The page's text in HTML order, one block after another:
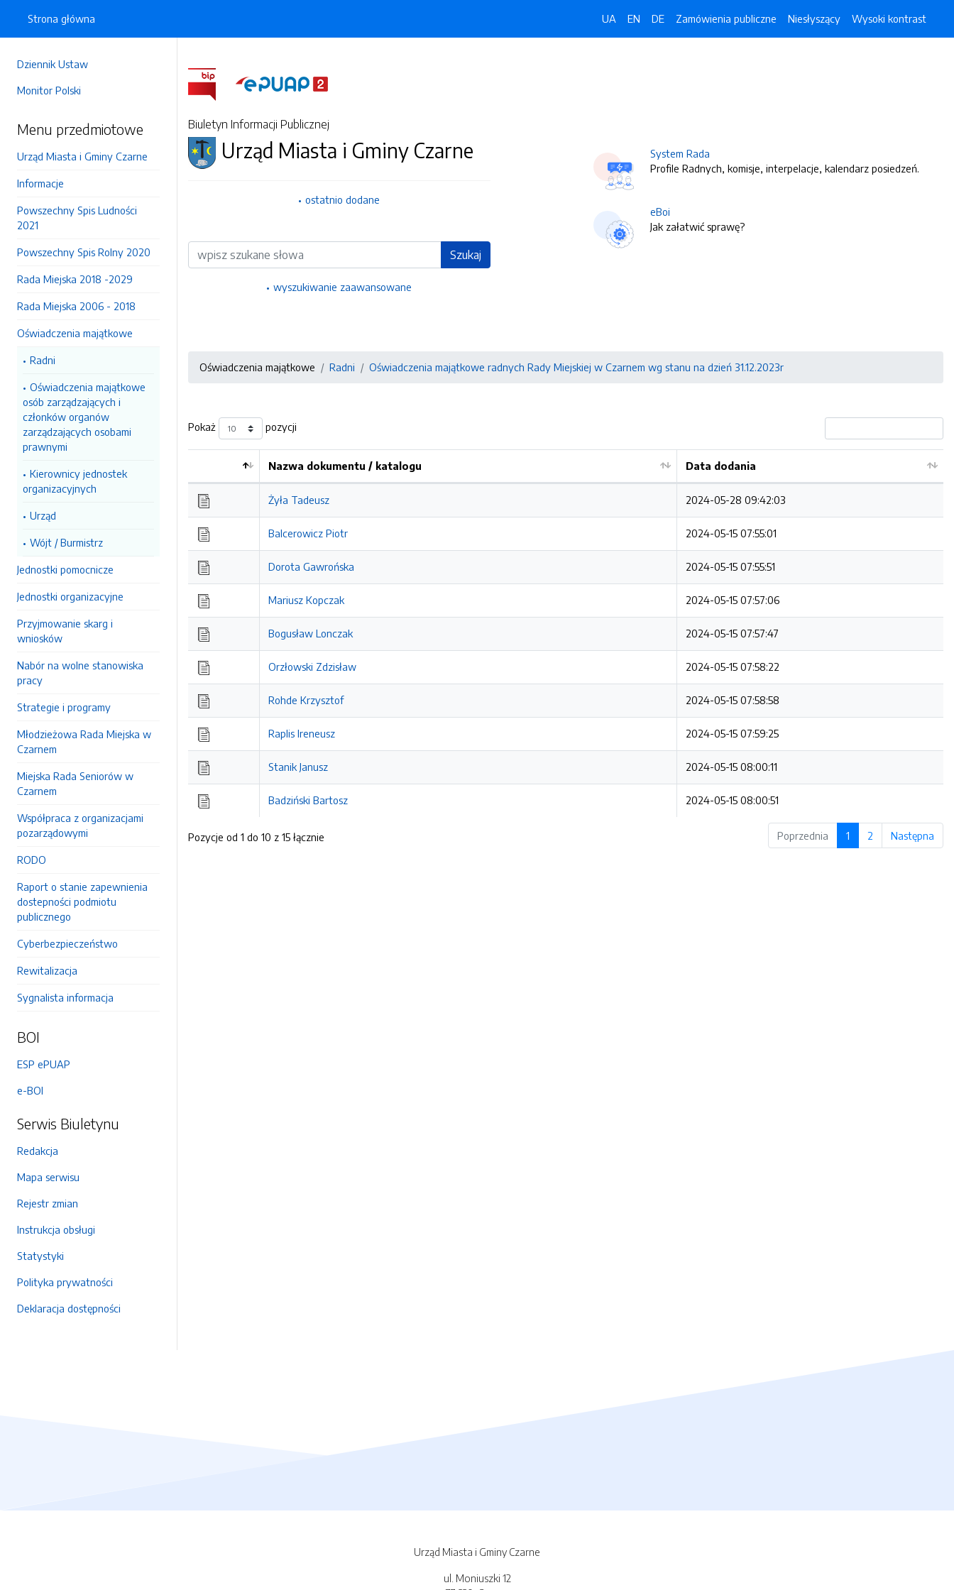
Dziennik Ustaw
Monitor Polski
Menu przedmiotowe
Urząd Miasta i Gminy Czarne
Informacje
Powszechny Spis Ludności
2021
Powszechny Spis Rolny 2020
Rada Miejska 2018 -2029
Rada Miejska 2006 - 2018
Oświadczenia majątkowe
Radni
Oświadczenia majątkowe
osób zarządzających i
członków organów
zarządzających osobami
prawnymi
Kierownicy jednostek
organizacyjnych
Urząd
Wójt / Burmistrz
Jednostki pomocnicze
Jednostki organizacyjne
Przyjmowanie skarg i
wniosków
Nabór na wolne stanowiska
pracy
Strategie i programy
Młodzieżowa Rada Miejska w
Czarnem
Miejska Rada Seniorów w
Czarnem
Współpraca z organizacjami
pozarządowymi
RODO
Raport o stanie zapewnienia
dostepności podmiotu
publicznego
Cyberbezpieczeństwo
Rewitalizacja
Sygnalista informacja
BOI
ESP ePUAP
e-BOI
Serwis Biuletynu
Redakcja
Mapa serwisu
Rejestr zmian
Instrukcja obsługi
Statystyki
Polityka prywatności
Deklaracja dostępności
Strona główna UA EN DE Zamówienia publiczne Niesłyszący Wysoki kontrast
Biuletyn Informacji Publicznej
Urząd Miasta i Gminy Czarne
ostatnio dodane
Wyszukiwarka Szukaj
wyszukiwanie zaawansowane
System Rada
Profile Radnych, komisje, interpelacje, kalendarz posiedzeń.
eBoi
Jak załatwić sprawę?
Oświadczenia majątkowe Radni Oświadczenia majątkowe radnych Rady Miejskiej w Czarnem wg stanu na dzień 31.12.2023r
Pokaż pozycji
Kolejność
Nazwa dokumentu / katalogu Data dodania
Żyła Tadeusz 2024-05-28 09:42:03
Balcerowicz Piotr 2024-05-15 07:55:01
Dorota Gawrońska 2024-05-15 07:55:51
Mariusz Kopczak 2024-05-15 07:57:06
Bogusław Lonczak 2024-05-15 07:57:47
Orzłowski Zdzisław 2024-05-15 07:58:22
Rohde Krzysztof 2024-05-15 07:58:58
Raplis Ireneusz 2024-05-15 07:59:25
Stanik Janusz 2024-05-15 08:00:11
Badziński Bartosz 2024-05-15 08:00:51
Pozycje od 1 do 10 z 15 łącznie Poprzednia 1 2 Następna
Urząd Miasta i Gminy Czarne
ul. Moniuszki 12